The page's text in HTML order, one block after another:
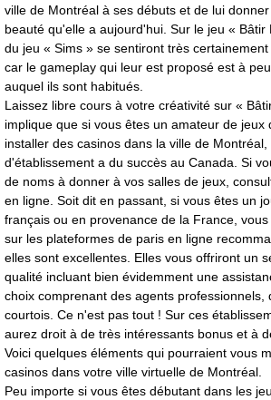
ville de Montréal à ses débuts et de lui
beauté qu'elle a aujourd'hui. Sur le jeu «
du jeu « Sims » se sentiront très certainement
car le gameplay qui leur est proposé est à
auquel ils sont habitués.
Laissez libre cours à votre créativité sur «
implique que si vous êtes un amateur de jeux
installer des casinos dans la ville de
d'établissement a du succès au Canada. Si
de noms à donner à vos salles de jeux,
en ligne. Soit dit en passant, si vous êtes un
français ou en provenance de la France,
sur les plateformes de paris en ligne
elles sont excellentes. Elles vous offriront un
qualité incluant bien évidemment une
choix comprenant des agents professionnels,
courtois. Ce n'est pas tout ! Sur ces
aurez droit à de très intéressants bonus et à
Voici quelques éléments qui pourraient vous
casinos dans votre ville virtuelle de Montréal.
Peu importe si vous êtes débutant dans les